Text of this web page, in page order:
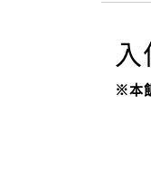
入
※本